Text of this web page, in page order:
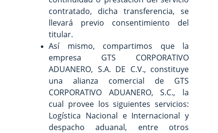
contratado, dicha transferencia, se
llevará previo consentimiento del
titular.
Así mismo, compartimos que la
empresa GTS CORPORATIVO
ADUANERO, S.A. DE C.V., constituye
una alianza comercial de GTS
CORPORATIVO ADUANERO, S.C., la
cual provee los siguientes servicios:
Logística Nacional e Internacional y
despacho aduanal, entre otros